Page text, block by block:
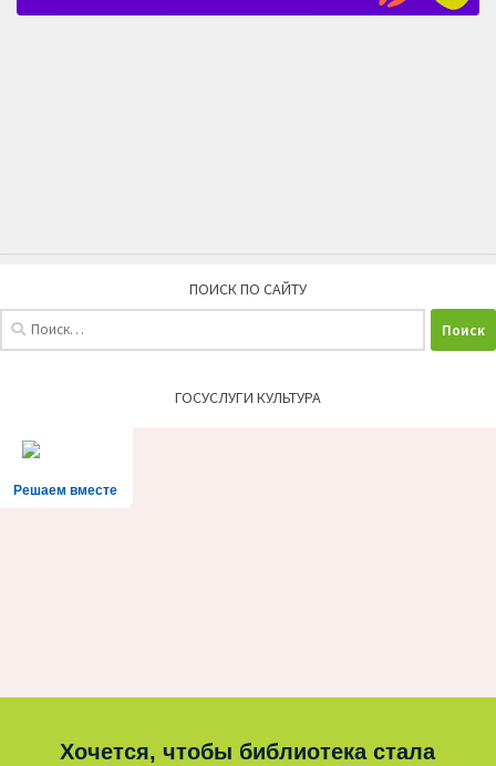
ПОИСК ПО САЙТУ
ГОСУСЛУГИ КУЛЬТУРА
Решаем вместе
Хочется, чтобы библиотека стала